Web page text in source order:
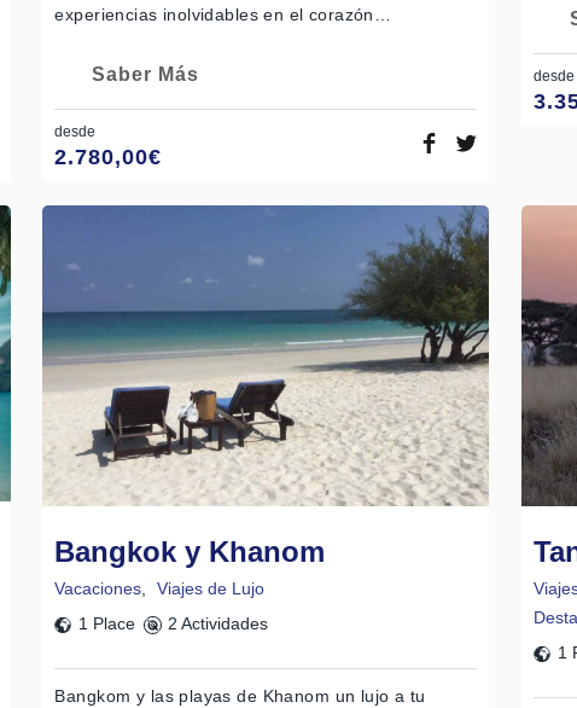
experiencias inolvidables en el corazón…
Saber Más
desde
2.780,00€
desde
Bangkok y Khanom
Vacaciones,
Viajes de Lujo
1 Place
2 Actividades
Bangkom y las playas de Khanom un lujo a tu
1